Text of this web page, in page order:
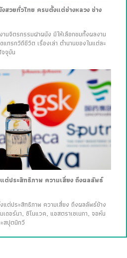
วยทั่วไทย ครบตั้งแต่ช่างหลวง ช่าง
านจิตรกรรมฝาผนัง มีให้เลือกชมทั้งผลงาน
ทรกวิถีชีวิต เรื่องเล่า ตำนานของในแต่ละ
จุบัน
ต่ประสิทธิภาพ ความเสี่ยง ถึงผลลัพธ์
แต่ประสิทธิภาพ ความเสี่ยง ถึงผลลัพธ์ข้าง
เดอร์นา, ซิโนแวค, แอสตราเซเนกา, จอห์น
สปุตนิกวี